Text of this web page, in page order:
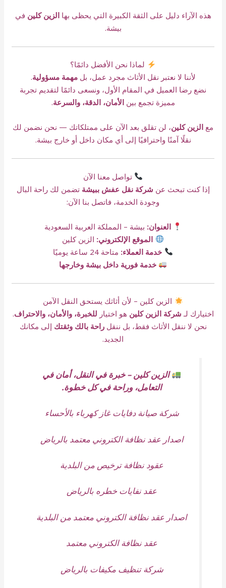
هذه الآراء دليل على الثقة الكبيرة التي يحظى بهاالزين كلين في
بيشة.
لماذا نحن الأفضل دائمًا؟
لأننا لا نعتبر نقل الأثاث مجرد عمل، بلمهمة مسؤولية.
نضع رضا العميل في المقام الأول، ونسعى دائمًا لتقديم تجربة
مميزة تجمع بينالأمان، الدقة، والسرعة.
مع الزين كلين، لن تقلق بعد الآن على ممتلكاتك — نحن نضمن لك
نقلًا آمنًا واحترافيًا إلى أي مكان داخل أو خارج بيشة.
تواصل معنا الآن
إذا كنت تبحث عن شركة نقل عفش ببيشة تضمن لك راحة البال
وجودة الخدمة، فاتصل بنا الآن:
العنوان: بيشة – المملكة العربية السعودية
الموقع الإلكتروني: الزين كلين
خدمة العملاء: متاحة 24 ساعة يوميًا
خدمة فورية داخل بيشة وخارجها
الزين كلين – لأن أثاثك يستحق النقل الآمن
اختيارك لـ شركة الزين كلين هو اختيار للخبرة، والأمان، والاحتراف.
نحن لا ننقل الأثاث فقط، بل ننقلراحة بالك وثقتك إلى مكانك
الجديد.
الزين كلين – خبرة في النقل، أمان في
التعامل، وراحة في كل خطوة.
شركة صيانة دفايات غاز كهرباء بالأحساء
اصدار عقد نظافة الكتروني معتمد بالرياض
عقود نظافة ترخيص من البلدية
عقد نفايات خطره بالرياض
اصدار عقد نظافة الكتروني معتمد من البلدية
عقد نظافة الكتروني معتمد
شركة تنظيف مكيفات بالرياض